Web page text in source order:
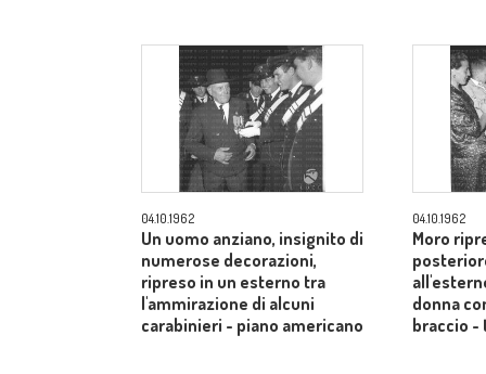
04.10.1962
Un uomo anziano, insignito di
numerose decorazioni,
ripreso in un esterno tra
l'ammirazione di alcuni
carabinieri - piano americano
04.10.1962
Moro
donna
braccio -